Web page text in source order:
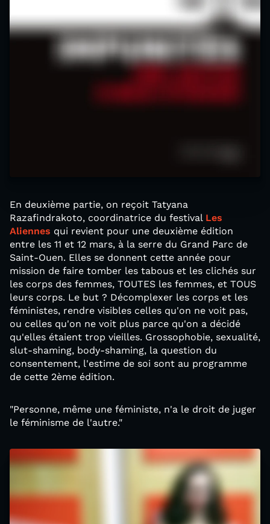
En deuxième partie, on reçoit Tatyana
Razafindrakoto, coordinatrice du festival Les
Aliennes qui revient pour une deuxième édition
entre les 11 et 12 mars, à la serre du Grand Parc de
Saint-Ouen. Elles se donnent cette année pour
mission de faire tomber les tabous et les clichés sur
les corps des femmes, TOUTES les femmes, et TOUS
leurs corps. Le but ? Décomplexer les corps et les
féministes, rendre visibles celles qu'on ne voit pas,
ou celles qu'on ne voit plus parce qu'on a décidé
qu'elles étaient trop vieilles. Grossophobie, sexualité,
slut-shaming, body-shaming, la question du
consentement, l'estime de soi sont au programme
de cette 2ème édition.
"Personne, même une féministe, n'a le droit de juger
le féminisme de l'autre."